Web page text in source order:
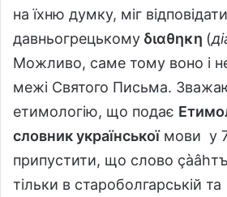
на їхню думку, міг відповідати
давньогрецькому διαθηκη (
Можливо, саме тому воно і
межі Святого Письма.
етимологію, що подає
словник українськоїмови у
припустити, що слово
тільки в староболгарській та